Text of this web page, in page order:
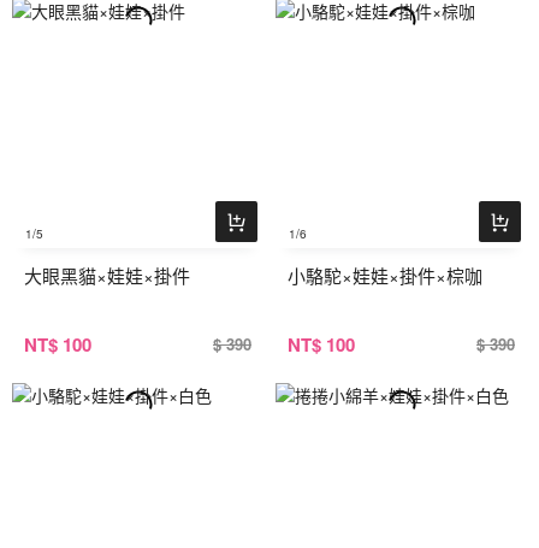
1/5
大眼黑貓×娃娃×掛件
NT$ 100 $ 390
1/6
小駱駝×娃娃×掛件×棕咖
NT$ 100 $ 390